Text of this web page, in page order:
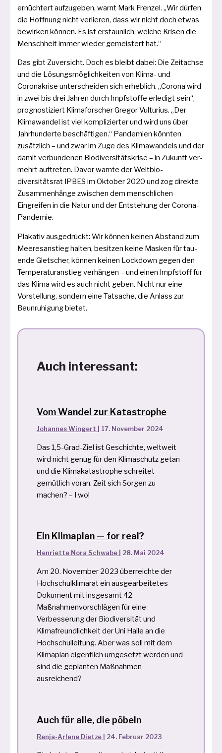
ernüch­tert auf­zu­ge­ben, warnt Mark Frenzel. „Wir dür­fen
die Hoffnung nicht ver­lie­ren, dass wir nicht doch etwas
bewir­ken kön­nen. Es ist erstaun­lich, wel­che Krisen die
Menschheit immer wie­der gemeis­tert hat.“
Das gibt Zuversicht. Doch es bleibt dabei: Die Zeitachse
und die Lösungsmöglichkeiten von Klima- und
Coronakrise unter­schei­den sich erheb­lich. „Corona wird
in zwei bis drei Jahren durch Impfstoffe erle­digt sein“,
pro­gnos­ti­ziert Klimaforscher Gregor Vulturius. „Der
Klimawandel ist viel kom­pli­zier­ter und wird uns über
Jahrhunderte beschäf­ti­gen.“ Pandemien könn­ten
zusätz­lich – und zwar im Zuge des Klimawandels und der
damit ver­bun­de­nen Biodiversitätskrise – in Zukunft ver­
mehrt auf­tre­ten. Davor warn­te der Welt­bio­
diversitätsrat IPBES im Oktober 2020 und zog direk­te
Zusammenhänge zwi­schen dem mensch­li­chen
Eingreifen in die Natur und der Entstehung der Corona-
Pandemie.
Plakativ aus­ge­drückt: Wir kön­nen kei­nen Abstand zum
Meeresanstieg hal­ten, besit­zen kei­ne Masken für tau­
en­de Gletscher, kön­nen kei­nen Lockdown gegen den
Temperaturanstieg ver­hän­gen – und einen Impfstoff für
das Klima wird es auch nicht geben. Nicht nur eine
Vorstellung, son­dern eine Tatsache, die Anlass zur
Beunruhigung bietet.
Auch interessant:
Vom Wandel zur Katastrophe
Johannes Wingert 17. November 2024
Das 1,5-Grad-Ziel ist Geschichte, weltweit
wird nicht genug für den Klimaschutz getan
und die Klimakatastrophe schreitet
gemütlich voran. Zeit sich Sorgen zu
machen? – I wo!
Ein Klimaplan — for real?
Henriette Nora Schwabe 28. Mai 2024
Am 20. November 2023 überreichte der
Hochschulklimarat ein ausgearbeitetes
Dokument mit insgesamt 42
Maßnahmenvorschlägen für eine
Verbesserung der Biodiversität und
Klimafreundlichkeit der Uni Halle an die
Hochschulleitung. Aber was soll mit dem
Klimaplan eigentlich umgesetzt werden und
sind die geplanten Maßnahmen
ausreichend?
Auch für alle, die pöbeln
Renja-Arlene Dietze 24. Februar 2023